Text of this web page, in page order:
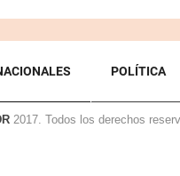
POLÍTICA
2017. Todos los derechos